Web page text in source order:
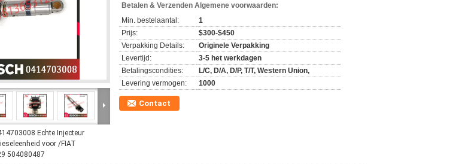
Echte Injecteur
voor /FIAT
504080487
Betalen & Verzenden Algemene voorwaarden:
Min. bestelaantal:
1
Prijs:
$300-$450
Verpakking Details:
Originele Verpakking
Levertijd:
3-5 het werkdagen
Betalingscondities:
L/C, D/A, D/P, T/T, Western Union,
Levering vermogen:
1000
Contact